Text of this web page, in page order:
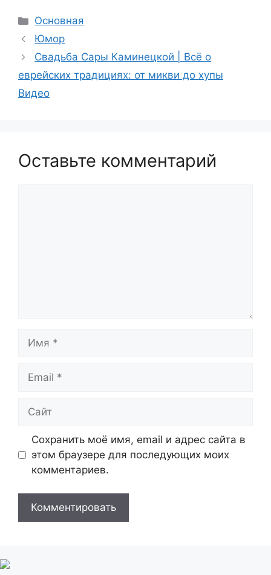
Рубрики
Основная
Юмор
Свадьба Сары Каминецкой | Всё о
еврейских традициях: от микви до хупы
Видео
Оставьте комментарий
Имя
Email
Сайт
Сохранить моё имя, email и адрес сайта в
этом браузере для последующих моих
комментариев.